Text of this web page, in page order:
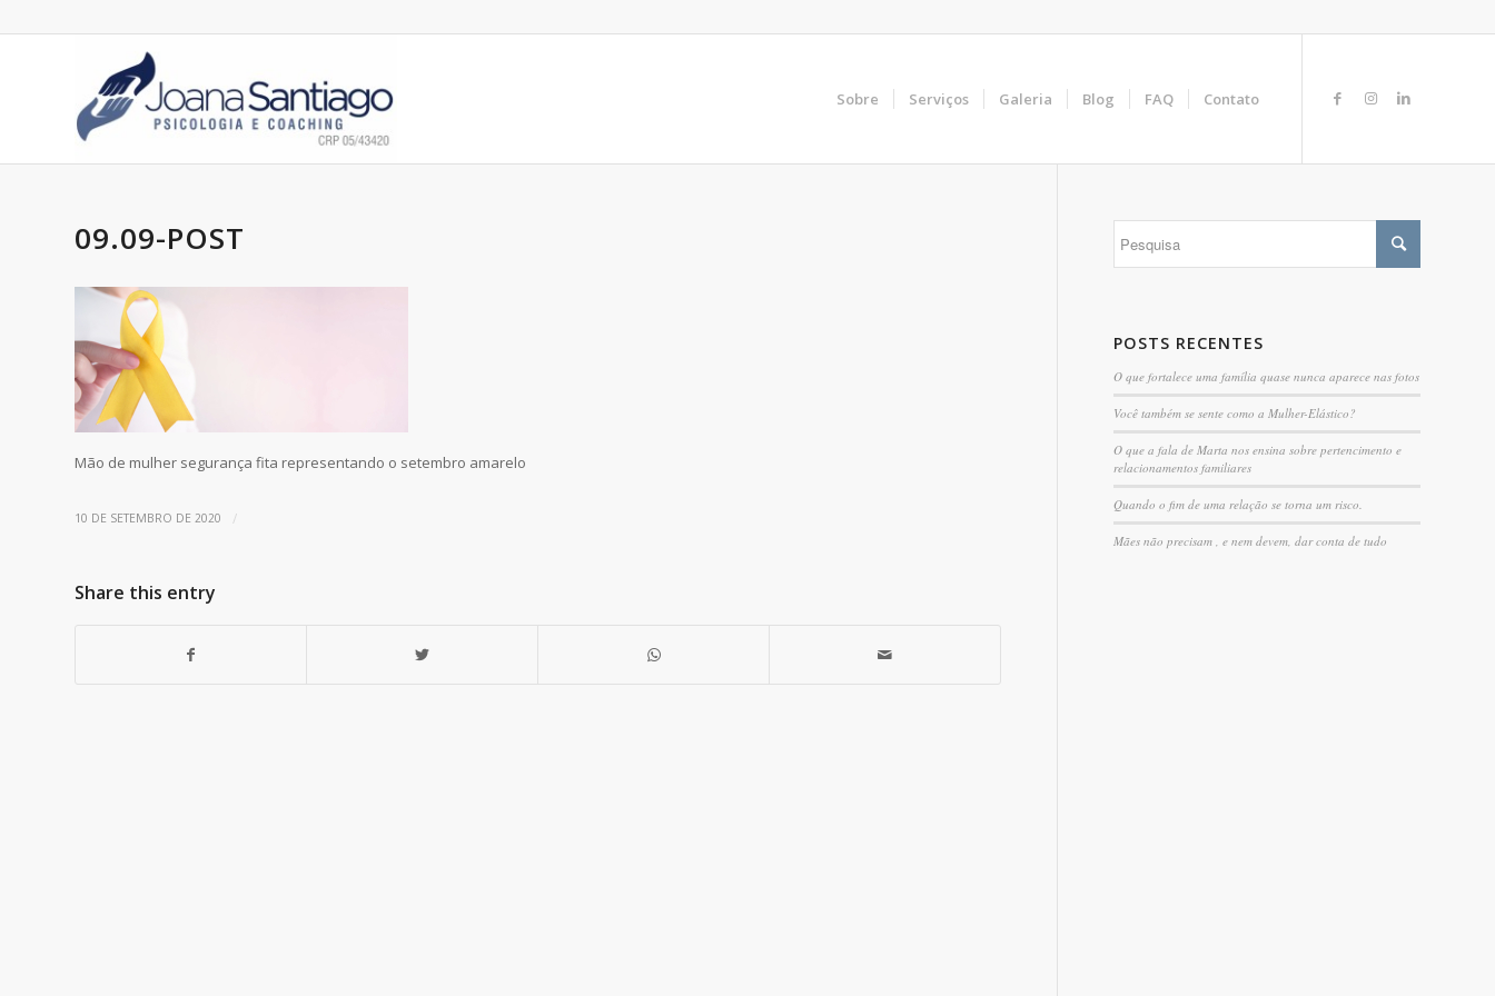
Sobre Serviços Galeria Blog FAQ Contato
09.09-POST
Mão de mulher segurança fita representando o setembro amarelo
10 DE SETEMBRO DE 2020 /
Share this entry
POSTS RECENTES
O que fortalece uma família quase nunca aparece nas fotos
Você também se sente como a Mulher-Elástico?
O que a fala de Marta nos ensina sobre pertencimento e
relacionamentos familiares
Quando o fim de uma relação se torna um risco.
Mães não precisam , e nem devem, dar conta de tudo